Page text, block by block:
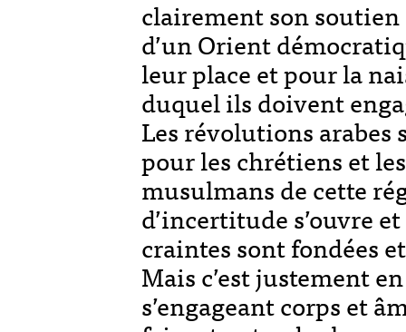
clairement son soutien
d’un Orient
leur place et pour la
duquel ils doivent
Les révolutions
pour les chrétiens et les
musulmans de cette
d’incertitude s’ouvre
craintes sont fondées
Mais c’est justement en
s’engageant corps et